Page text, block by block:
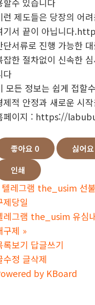
런 제도들은 당장의 어
기서 끝이 아닙니다
단서류로 진행 가능한
잡한 절차없이 신속한
다
모든 정보는 쉽게 접할
제적 안정과 새로운 시
페이지 : https://
좋아요 0 싫어요
인쇄
텔레그램 the_usim 선
제당일
레그램 the_usim 유심
구제 »
록보기 답글쓰기
수정 글삭제
by KBoard